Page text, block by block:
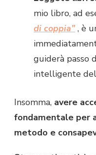
mio libro, ad
di coppia”, è
guiderà passo
intelligente
Insomma, avere
fondamentale per
metodo e